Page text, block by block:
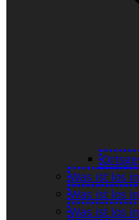
Was ist los
Was ist los
Was ist los